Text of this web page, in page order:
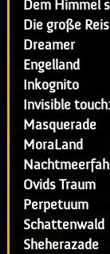
Dem Himmel
Die große
Dreamer
Engelland
Inkognito
Invisible
Masquerade
MoraLand
Ovids Traum
Perpetuum
Schattenwald
Sheherazade